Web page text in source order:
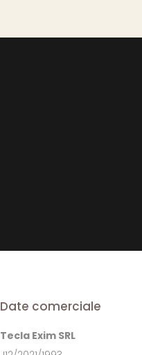
Date comerciale
Tecla Exim SRL